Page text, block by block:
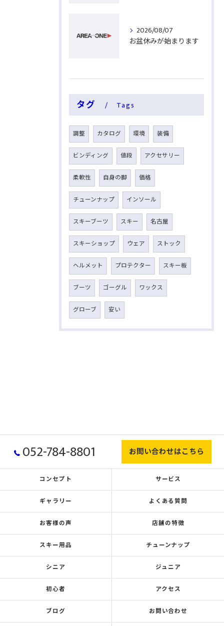
2026/08/07
お盆休みが始まります
タグ Tags
調整 カタログ 環境 装備
ビンディング 値段 アクセサリー
柔軟性 自身の脚 価格
チューンナップ インソール
スキーブーツ スキー 名古屋
スキーショップ ウェア ストック
ヘルメット プロテクター スキー板
ブーツ ゴーグル ワックス
グローブ 安い
052-784-8801 お問い合わせはこちら
コンセプト サービス
ギャラリー よくある質問
お客様の声 店舗の特徴
スキー用品 チューンナップ
シニア ジュニア
初心者 アクセス
ブログ お問い合わせ